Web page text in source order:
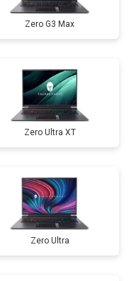
от 1500 ₽ Заказать
от 3500 ₽
Zero G3 Max
Zero Ultra XT
Zero Ultra